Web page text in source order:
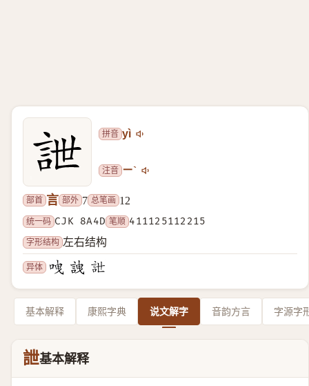
拼音 yì
注音 ㄧˋ
部首 言 部外 7 总笔画 12
统一码 CJK 8A4D 笔顺 411125112215
字形结构 左右结构
异体
基本解释 康熙字典 说文解字 音韵方言 字源字
詍基本解释